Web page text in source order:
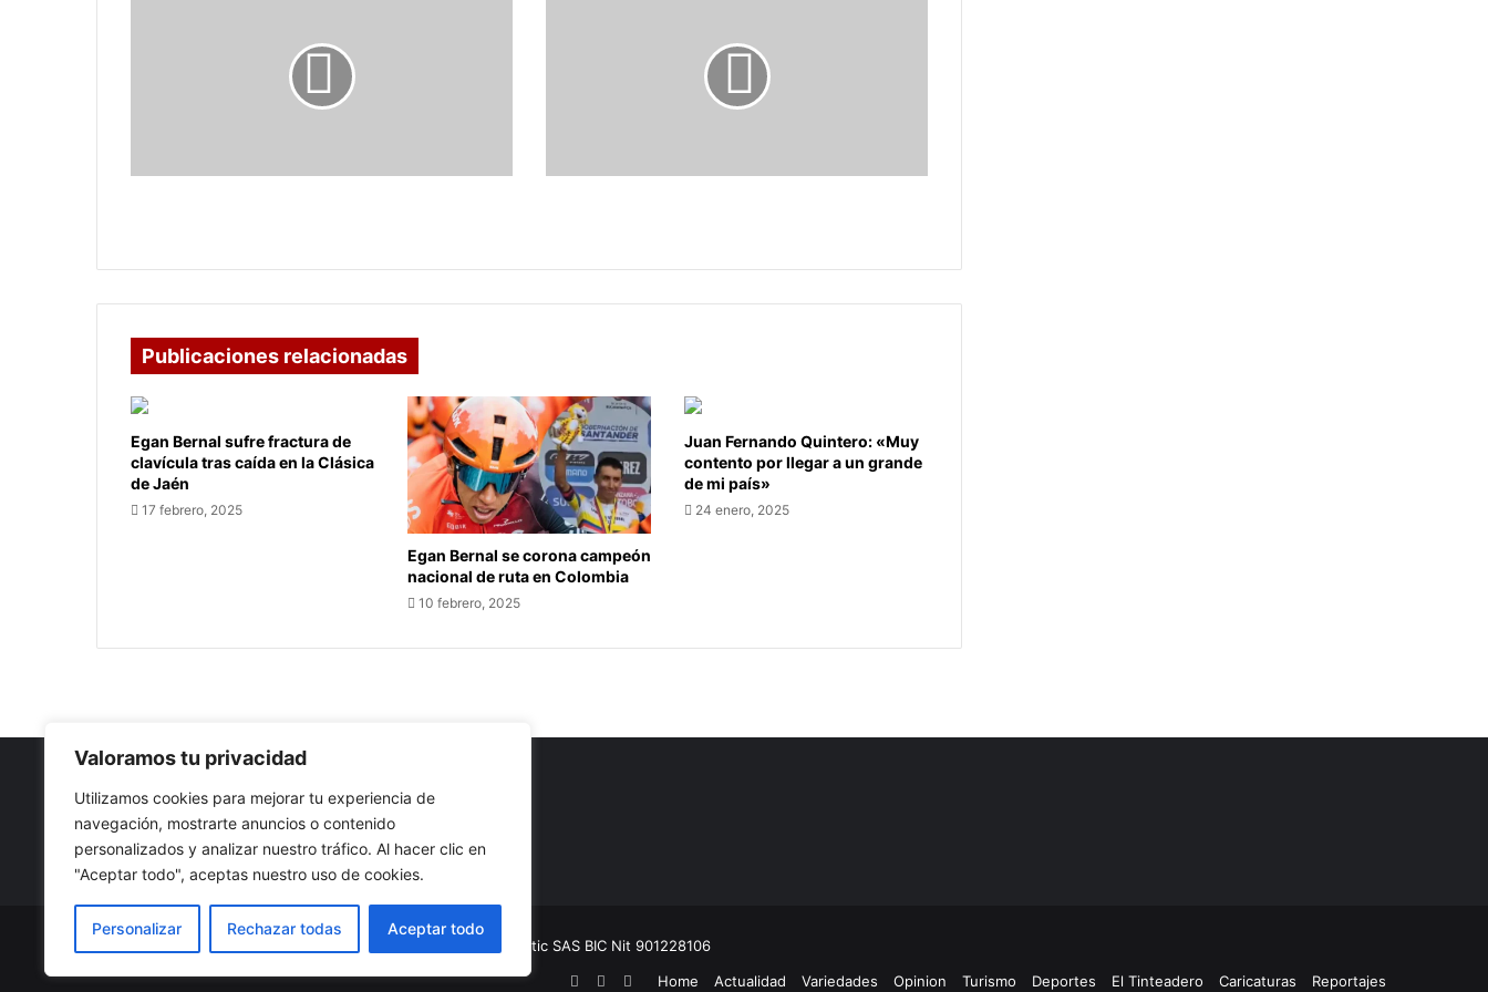
Valoramos tu privacidad
Utilizamos cookies para mejorar tu experiencia de
navegación, mostrarte anuncios o contenido
personalizados y analizar nuestro tráfico. Al hacer clic en
"Aceptar todo", aceptas nuestro uso de cookies.
Personalizar Rechazar todas Aceptar todo
transferencias
Publicaciones relacionadas
Egan Bernal sufre fractura de
clavícula tras caída en la Clásica
de Jaén
17 febrero, 2025
Egan Bernal se corona campeón
nacional de ruta en Colombia
10 febrero, 2025
Juan Fernando Quintero: «Muy
contento por llegar a un grande
de mi país»
24 enero, 2025
Nuestro propósito: Compartir opinión, actualidad y noticias
con la mejor calidad y sin censura.
Comunitic SAS BIC Nit 901228106
Home
Actualidad Variedades Opinion Turismo Deportes El Tinteadero Caricaturas Reportajes
FacebookYouTubeInstagram